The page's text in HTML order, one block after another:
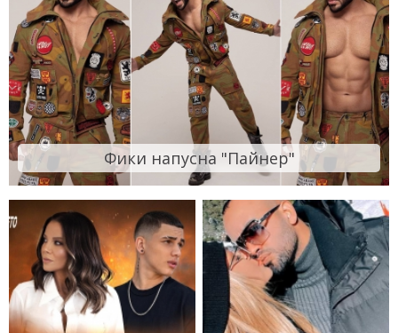
Фики напусна "Пайнер"